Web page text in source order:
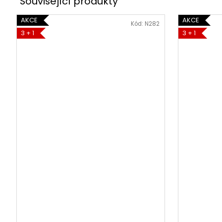
AKCE
3 + 1
Kód: N282
AKCE
3 + 1